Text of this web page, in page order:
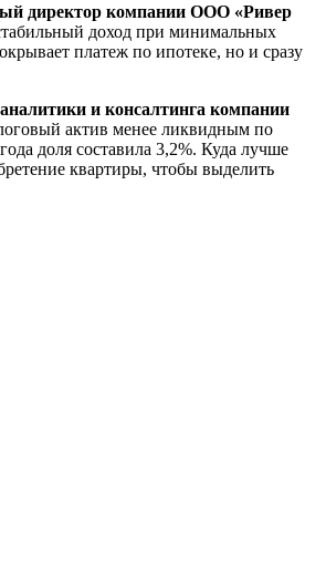
директор компании ООО «Ривер
доход при минимальных
платеж по ипотеке, но и сразу
и консалтинга компании
актив менее ликвидным по
доля составила 3,2%. Куда лучше
квартиры, чтобы выделить